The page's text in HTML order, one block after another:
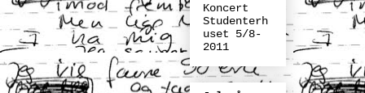
Koncert
Studenterh
uset 5/8-
2011